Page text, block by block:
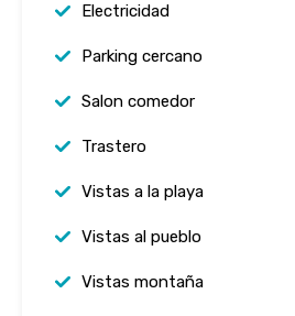
Electricidad
Parking cercano
Salon comedor
Trastero
Vistas a la playa
Vistas al pueblo
Vistas montaña